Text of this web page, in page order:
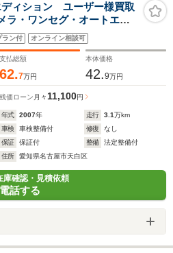
ィション ユーザー様買取
ラ・ワンセグ・オートエア
ット・純正14インチホイ
生・電格ミラー・チップア
ド
ラン付 オンライン相談可
支払総額
62.7万円
本体価格
42.9万円
残価ローン 月々 11,100円
年式 2007年 走行 3.1万km
車検
車検整備付 修復
なし
保証
保証付 整備
法定整備付
住所
愛知県名古屋市天白区
庫確認・見積依頼
電話する